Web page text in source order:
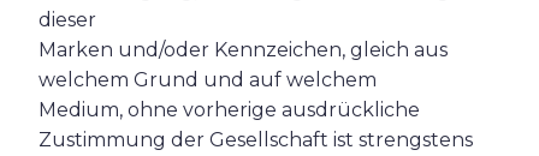
dieser
Marken und/oder Kennzeichen, gleich aus
welchem Grund und auf welchem
Medium, ohne vorherige ausdrückliche
Zustimmung der Gesellschaft ist strengstens